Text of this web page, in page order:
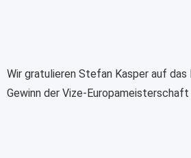
Wir gratulieren Stefan Kasper auf
Gewinn der Vize-